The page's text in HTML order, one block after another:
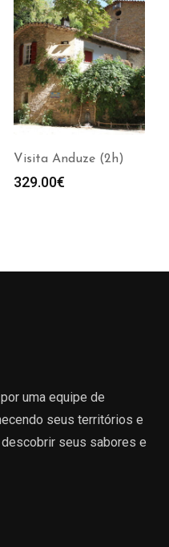
Visita
uma equipe de
seus territórios e
seus sabores e